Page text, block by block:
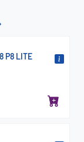
P8 LITE